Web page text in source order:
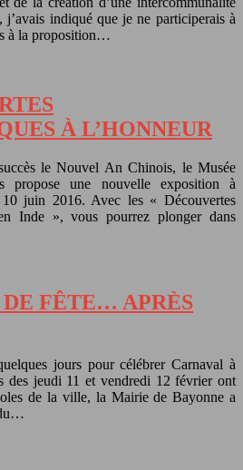
j’avais indiqué que je ne participerais à
à la proposition…
À L’HONNEUR
le Nouvel An Chinois, le Musée
propose une nouvelle exposition à
juin 2016. Avec les « Découvertes
Inde », vous pourrez plonger dans
FÊTE… APRÈS
jours pour célébrer Carnaval à
des jeudi 11 et vendredi 12 février ont
de la ville, la Mairie de Bayonne a